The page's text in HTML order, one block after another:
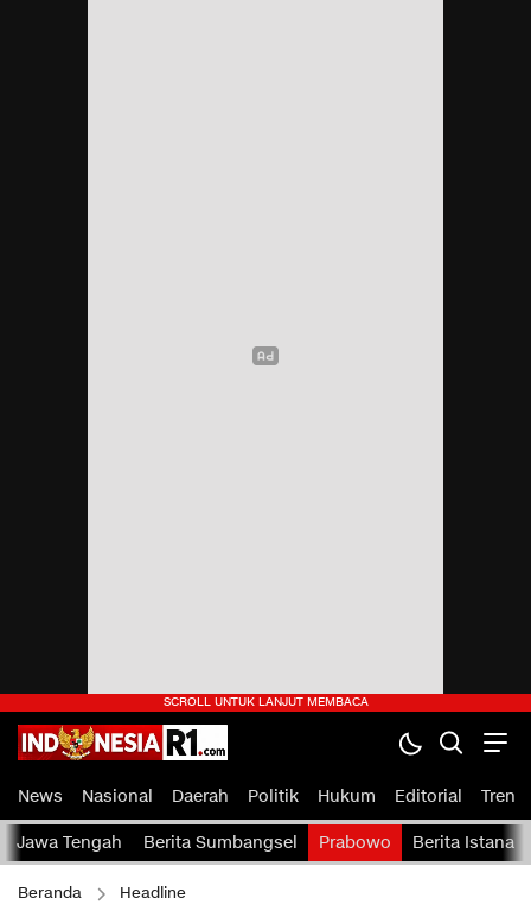
News Nasional Daerah Politik Hukum Editorial Tren
Jawa Tengah Berita Sumbangsel Prabowo Berita Istana
Beranda Headline